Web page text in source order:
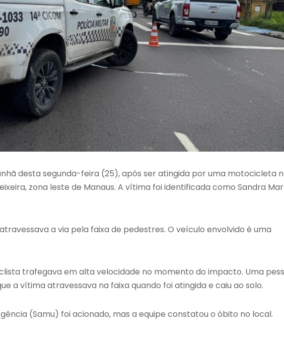
desta segunda-feira (25), após ser atingida por uma motocicleta
zona leste de Manaus. A vítima foi identificada como Sandra
a via pela faixa de pedestres. O veículo envolvido é uma
trafegava em alta velocidade no momento do impacto. Uma
a vítima atravessava na faixa quando foi atingida e caiu ao solo.
(Samu) foi acionado, mas a equipe constatou o óbito no local.